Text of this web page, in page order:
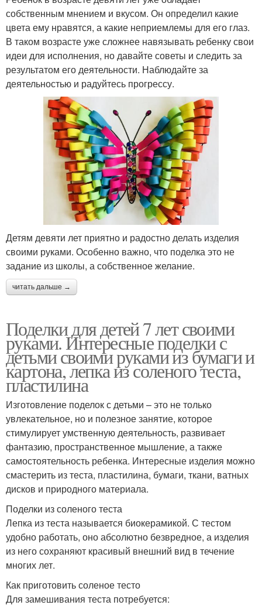
собственным мнением и вкусом. Он определил какие
цвета ему нравятся, а какие неприемлемы для его глаз.
В таком возрасте уже сложнее навязывать ребенку свои
идеи для исполнения, но давайте советы и следить за
результатом его деятельности. Наблюдайте за
деятельностью и радуйтесь прогрессу.
Детям девяти лет приятно и радостно делать изделия
своими руками. Особенно важно, что поделка это не
задание из школы, а собственное желание.
читать дальше →
Поделки для детей 7 лет своими
руками. Интересные поделки с
детьми своими руками из бумаги и
картона, лепка из соленого теста,
пластилина
Изготовление поделок с детьми – это не только
увлекательное, но и полезное занятие, которое
стимулирует умственную деятельность, развивает
фантазию, пространственное мышление, а также
самостоятельность ребенка. Интересные изделия можно
смастерить из теста, пластилина, бумаги, ткани, ватных
дисков и природного материала.
Поделки из соленого теста
Лепка из теста называется биокерамикой. С тестом
удобно работать, оно абсолютно безвредное, а изделия
из него сохраняют красивый внешний вид в течение
многих лет.
Как приготовить соленое тесто
Для замешивания теста потребуется: